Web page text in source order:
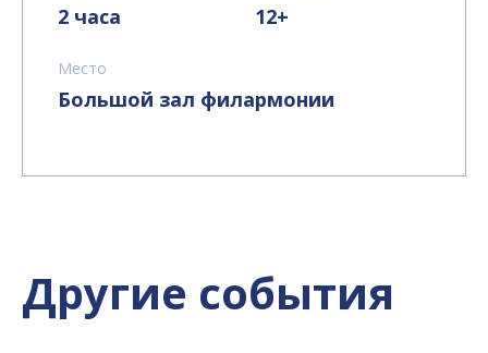
2 часа 12+
Место
Большой зал филармонии
Другие события